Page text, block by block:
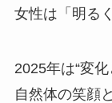
女性は「明る
2025年は“変
自然体の笑顔